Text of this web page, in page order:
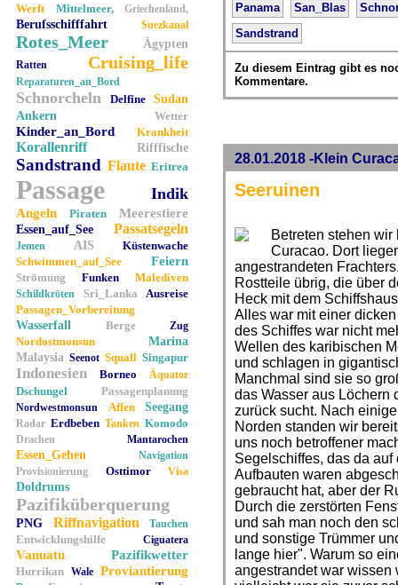
Werft
Mittelmeer, Griechenland,
Berufsschifffahrt Suezkanal
Rotes_Meer Ägypten
Ratten Cruising_life
Reparaturen_an_Bord
Schnorcheln Delfine
Sudan
Ankern
Wetter
Kinder_an_Bord Krankheit
Korallenriff Rifffische
Sandstrand Flaute Eritrea
Passage Indik
Angeln Piraten Meerestiere
Essen_auf_See Passatsegeln
Jemen AIS
Küstenwache
Schwimmen_auf_See
Feiern
Strömung Funken Malediven
Schildkröten Sri_Lanka
Ausreise
Passagen_Vorbereitung
Wasserfall
Berge Zug
Nordostmonsun
Marina
Malaysia Seenot Squall Singapur
Indonesien Borneo Äquator
Dschungel Passagenplanung
Nordwestmonsun Affen Seegang
Radar Erdbeben Tanken Komodo
Drachen Mantarochen
Essen_Gehen
Navigation
Provisionierung
Osttimor Visa
Doldrums
Pazifiküberquerung
PNG Riffnavigation Tauchen
Entwicklungshilfe Ciguatera
Vanuatu Pazifikwetter
Hurrikan Wale Proviantierung
Panama San_Blas
Sandstrand
Zu diesem Eintrag gibt es
Kommentare.
28.01.2018 -Klein
Seeruinen
Betreten stehen
Curacao. Dort
angestrandeten
Rostteile übrig, die über
Heck mit dem
Alles war mit einer
des Schiffes war nicht
Wellen des karibischen
und schlagen in
Manchmal sind sie so
das Wasser aus Löchern
zurück sucht. Nach
Norden standen wir
uns noch betroffener
Segelschiffes, das da
Aufbauten waren
gebraucht hat, aber der
Durch die zerstörten
und sah man noch den
und sonstige Trümmer
lange hier". Warum so
angestrandet war wissen